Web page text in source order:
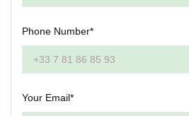
Phone Number*
Your Email*